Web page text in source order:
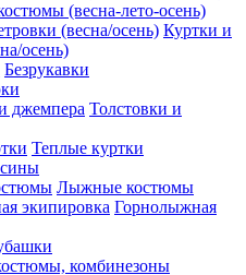
(весна-лето-осень)
Куртки и
осень)
Безрукавки
Толстовки и
Теплые куртки
Лыжные костюмы
Горнолыжная